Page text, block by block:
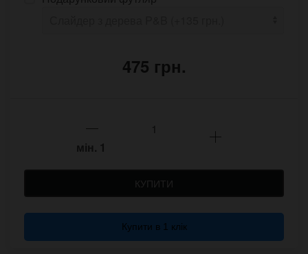
475 грн.
мін. 1
КУПИТИ
Купити в 1 клік